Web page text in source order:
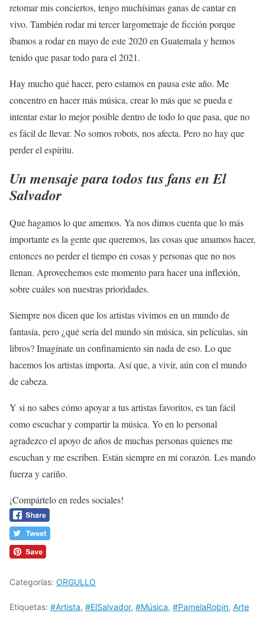
retomar mis conciertos, tengo muchísimas ganas de cantar en
vivo. También rodar mi tercer largometraje de ficción porque
íbamos a rodar en mayo de este 2020 en Guatemala y hemos
tenido que pasar todo para el 2021.
Hay mucho qué hacer, pero estamos en pausa este año. Me
concentro en hacer más música, crear lo más que se pueda e
intentar estar lo mejor posible dentro de todo lo que pasa, que no
es fácil de llevar. No somos robots, nos afecta. Pero no hay que
perder el espíritu.
Un mensaje para todos tus fans en El
Salvador
Que hagamos lo que amemos. Ya nos dimos cuenta que lo más
importante es la gente que queremos, las cosas que amamos hacer,
entonces no perder el tiempo en cosas y personas que no nos
llenan. Aprovechemos este momento para hacer una inflexión,
sobre cuáles son nuestras prioridades.
Siempre nos dicen que los artistas vivimos en un mundo de
fantasía, pero ¿qué sería del mundo sin música, sin películas, sin
libros? Imagínate un confinamiento sin nada de eso. Lo que
hacemos los artistas importa. Así que, a vivir, aún con el mundo
de cabeza.
Y si no sabes cómo apoyar a tus artistas favoritos, es tan fácil
como escuchar y compartir la música. Yo en lo personal
agradezco el apoyo de años de muchas personas quienes me
escuchan y me escriben. Están siempre en mi corazón. Les mando
fuerza y cariño.
¡Compártelo en redes sociales!
Categorías: ORGULLO
Etiquetas: #Artista, #ElSalvador, #Música, #PamelaRobin, Arte